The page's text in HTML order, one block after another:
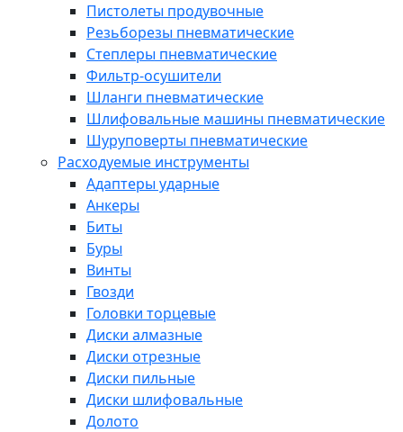
Пистолеты продувочные
Резьборезы пневматические
Степлеры пневматические
Фильтр-осушители
Шланги пневматические
Шлифовальные машины пневматические
Шуруповерты пневматические
Расходуемые инструменты
Адаптеры ударные
Анкеры
Биты
Буры
Винты
Гвозди
Головки торцевые
Диски алмазные
Диски отрезные
Диски пильные
Диски шлифовальные
Долото